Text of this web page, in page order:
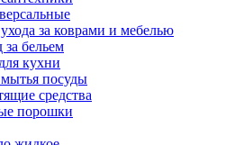
за коврами и мебелью
за бельем
кухни
посуды
средства
порошки